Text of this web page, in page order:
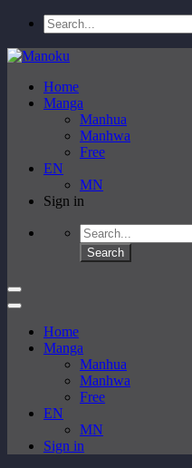
Home
Manga
Manhua
Manhwa
Free
EN
MN
Sign in
Home
Manga
Manhua
Manhwa
Free
EN
MN
Sign in